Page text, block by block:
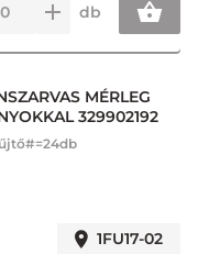
db
MÉRLEG
329902192
1FU17-02